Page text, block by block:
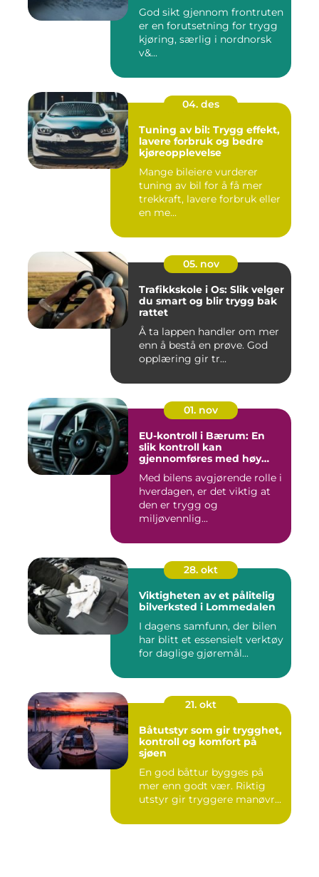
God sikt gjennom frontruten
er en forutsetning for trygg
kjøring, særlig i nordnorsk
v&...
04. des
Tuning av bil: Trygg effekt,
lavere forbruk og bedre
kjøreopplevelse
Mange bileiere vurderer
tuning av bil for å få mer
trekkraft, lavere forbruk eller
en me...
05. nov
Trafikkskole i Os: Slik velger
du smart og blir trygg bak
rattet
Å ta lappen handler om mer
enn å bestå en prøve. God
opplæring gir tr...
01. nov
EU-kontroll i Bærum: En
slik kontroll kan
gjennomføres med høy
Med bilens avgjørende rolle i
hverdagen, er det viktig at
den er trygg og
miljøvennlig...
28. okt
Viktigheten av et pålitelig
bilverksted i Lommedalen
I dagens samfunn, der bilen
har blitt et essensielt verktøy
for daglige gjøremål...
21. okt
Båtutstyr som gir trygghet,
kontroll og komfort på
sjøen
En god båttur bygges på
mer enn godt vær. Riktig
utstyr gir tryggere manøvr...